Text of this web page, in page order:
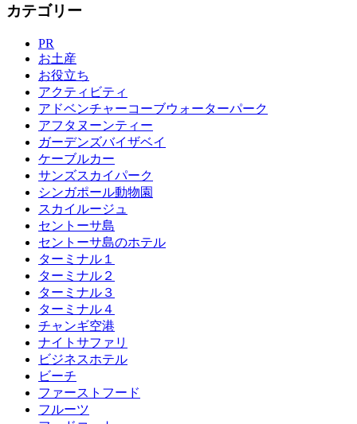
カテゴリー
PR
お土産
お役立ち
アクティビティ
アドベンチャーコーブウォーターパーク
アフタヌーンティー
ガーデンズバイザベイ
ケーブルカー
サンズスカイパーク
シンガポール動物園
スカイルージュ
セントーサ島
セントーサ島のホテル
ターミナル１
ターミナル２
ターミナル３
ターミナル４
チャンギ空港
ナイトサファリ
ビジネスホテル
ビーチ
ファーストフード
フルーツ